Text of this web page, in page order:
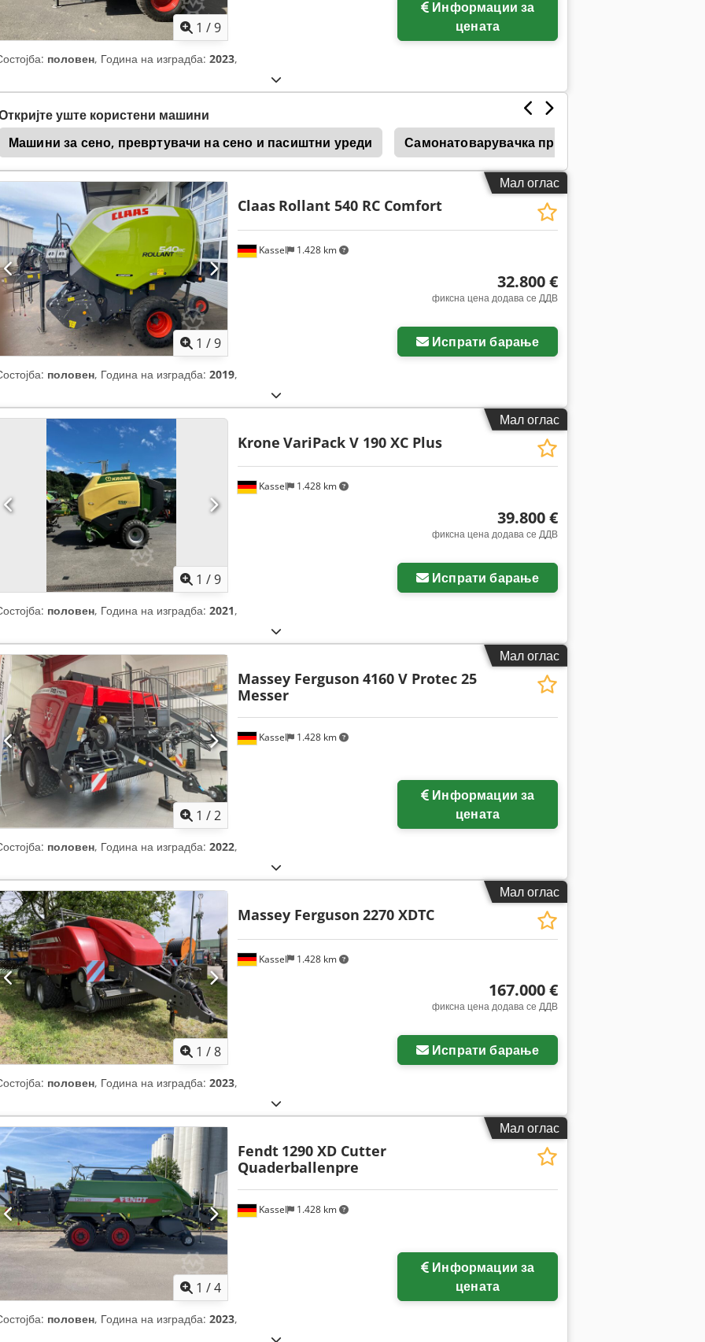
1 /9
цената
половен, Година на изградба: 2023,
уште користени машини
Машини за сено, превртувачи на сено и пасиштни уреди
Самонатоварувачка приколка
Мал оглас
1 /9
Kassel 1.428 km
Claas Rollant 540 RC Comfort
32.800 €
фиксна цена додава се ДДВ
Испрати барање
половен, Година на изградба: 2019,
Мал оглас
1 /9
Kassel 1.428 km
Krone VariPack V 190 XC Plus
39.800 €
фиксна цена додава се ДДВ
Испрати барање
половен, Година на изградба: 2021,
Мал оглас
Побарајте повеќе
1 /2
Kassel 1.428 km
Massey Ferguson 4160 V Protec 25
Messer
цената
половен, Година на изградба: 2022,
Мал оглас
1 /8
Kassel 1.428 km
Massey Ferguson 2270 XDTC
167.000 €
фиксна цена додава се ДДВ
Испрати барање
половен, Година на изградба: 2023,
Мал оглас
1 /4
Kassel 1.428 km
Fendt 1290 XD Cutter
Quaderballenpre
цената
половен, Година на изградба: 2023,